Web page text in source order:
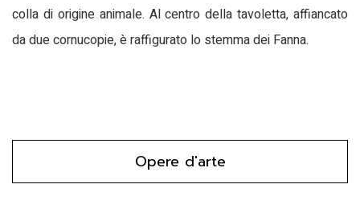
colla di origine animale. Al centro della tavoletta, affiancato
da due cornucopie, è raffigurato lo stemma dei Fanna.
Opere d'arte